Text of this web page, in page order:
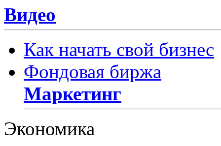
Видео
Как начать свой бизнес
Фондовая биржа
Маркетинг
Экономика